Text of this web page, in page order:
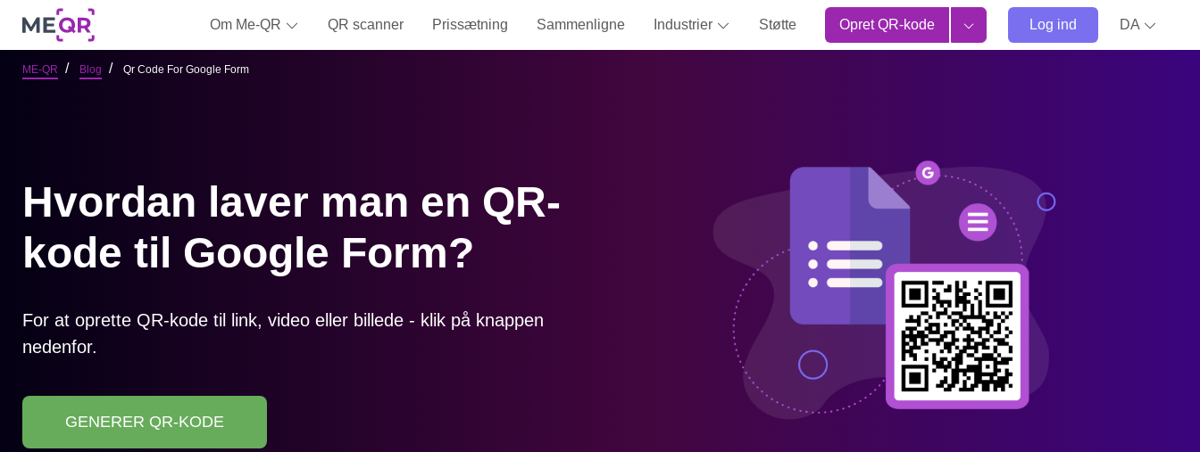
Om Me-QR QR scanner Prissætning Sammenligne Industrier Støtte Opret QR-kode Log ind DA
ME-QR Blog Qr Code For Google Form
Hvordan laver man en QR-
kode til Google Form?
For at oprette QR-kode til link, video eller billede - klik på knappen
nedenfor.
GENERER QR-KODE